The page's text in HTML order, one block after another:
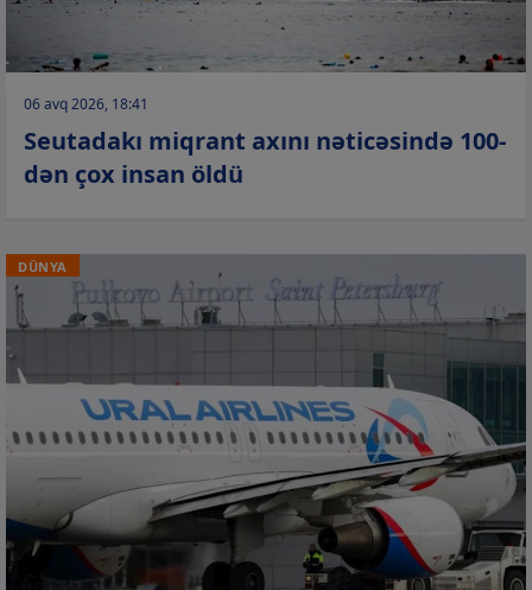
06 avq 2026, 18:41
Seutadakı miqrant axını nəticəsində 100-
dən çox insan öldü
DÜNYA